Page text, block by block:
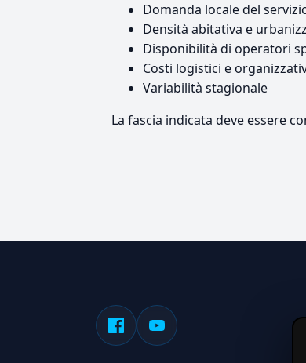
Domanda locale del
Densità abitativa e
Disponibilità di operatori
Costi logistici e
Variabilità stagionale
La fascia indicata deve essere